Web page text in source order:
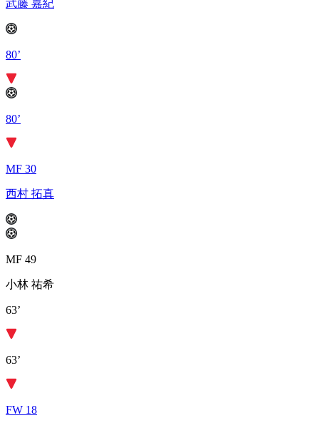
武藤 嘉紀
80’
80’
MF 30
西村 拓真
MF 49
小林 祐希
63’
63’
FW 18